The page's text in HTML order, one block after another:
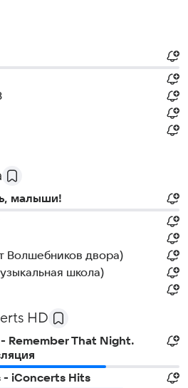
малыши!
Волшебников двора)
школа)
HD
Remember That Night.
- iConcerts Hits